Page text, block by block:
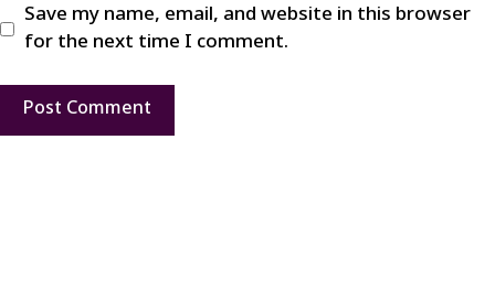
Save my name, email, and website in this browser
for the next time I comment.